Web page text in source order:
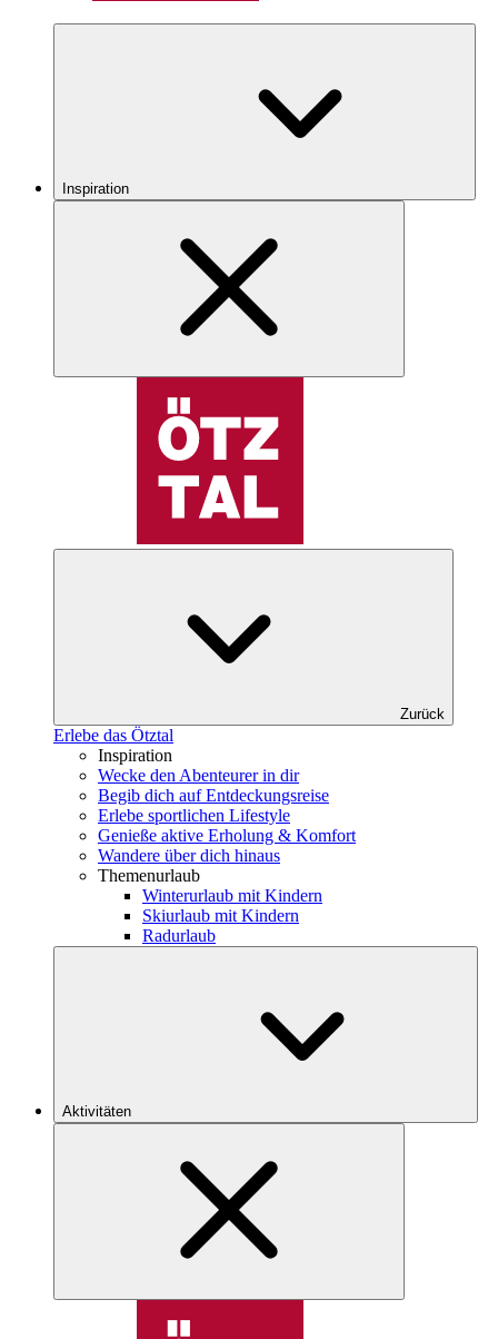
Inspiration
Zurück
Erlebe das Ötztal
Inspiration
Wecke den Abenteurer in dir
Begib dich auf Entdeckungsreise
Erlebe sportlichen Lifestyle
Genieße aktive Erholung & Komfort
Wandere über dich hinaus
Themenurlaub
Winterurlaub mit Kindern
Skiurlaub mit Kindern
Radurlaub
Aktivitäten